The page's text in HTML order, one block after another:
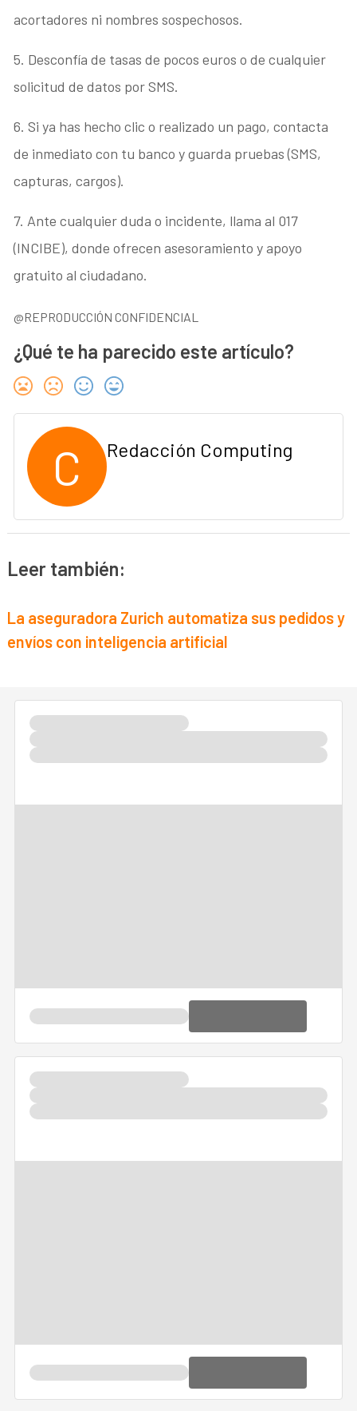
acortadores ni nombres sospechosos.
5. Desconfía de tasas de pocos euros o de cualquier
solicitud de datos por SMS.
6. Si ya has hecho clic o realizado un pago, contacta
de inmediato con tu banco y guarda pruebas (SMS,
capturas, cargos).
7. Ante cualquier duda o incidente, llama al 017
(INCIBE), donde ofrecen asesoramiento y apoyo
gratuito al ciudadano.
@REPRODUCCIÓN CONFIDENCIAL
¿Qué te ha parecido este artículo?
C Redacción Computing
Leer también:
La aseguradora Zurich automatiza sus pedidos y
envíos con inteligencia artificial